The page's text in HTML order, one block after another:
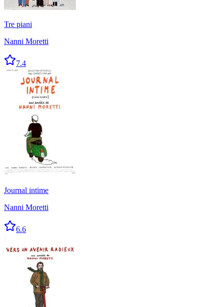
Tre piani
Nanni Moretti
7.4
Journal intime
Nanni Moretti
6.6